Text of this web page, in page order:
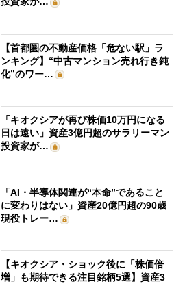
【首都圏の不動産価格「危ない駅」ラ
ンキング】“中古マンション売れ行き鈍
化”のワー…
「キオクシアが再び株価10万円になる
日は遠い」資産3億円超のサラリーマン
投資家が…
「AI・半導体関連が“本命”であること
に変わりはない」資産20億円超の90歳
現役トレー…
【キオクシア・ショック後に「株価倍
増」も期待できる注目銘柄5選】資産3